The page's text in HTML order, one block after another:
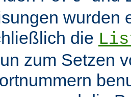
wurden
die
zum Setzen